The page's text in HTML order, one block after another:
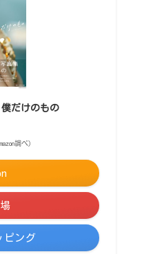
だけのもの
調べ）
ピング